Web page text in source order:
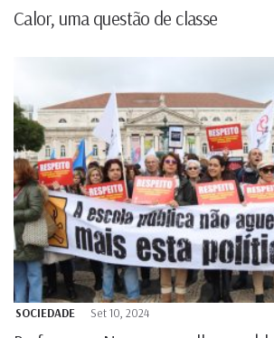
Calor, uma questão de classe
SOCIEDADE Set 10, 2024